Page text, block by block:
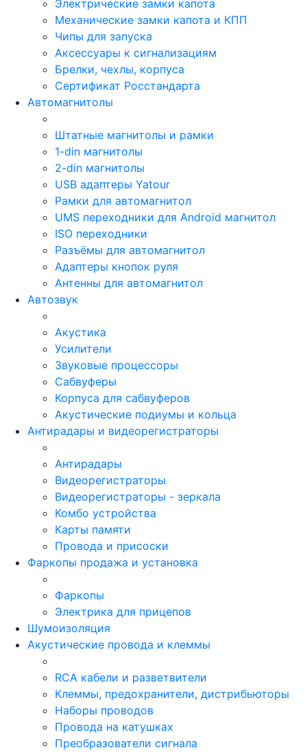
Электрические замки капота
Механические замки капота и КПП
Чипы для запуска
Аксессуары к сигнализациям
Брелки, чехлы, корпуса
Сертификат Росстандарта
Автомагнитолы
Штатные магнитолы и рамки
1-din магнитолы
2-din магнитолы
USB адаптеры Yatour
Рамки для автомагнитол
UMS переходники для Android магнитол
ISO переходники
Разъёмы для автомагнитол
Адаптеры кнопок руля
Антенны для автомагнитол
Автозвук
Акустика
Усилители
Звуковые процессоры
Сабвуферы
Корпуса для сабвуферов
Акустические подиумы и кольца
Антирадары и видеорегистраторы
Антирадары
Видеорегистраторы
Видеорегистраторы - зеркала
Комбо устройства
Карты памяти
Провода и присоски
Фаркопы продажа и установка
Фаркопы
Электрика для прицепов
Шумоизоляция
Акустические провода и клеммы
RCA кабели и разветвители
Клеммы, предохранители, дистрибьюторы
Наборы проводов
Провода на катушках
Преобразователи сигнала